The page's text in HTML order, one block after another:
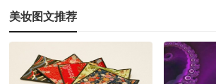
美妆图文推荐